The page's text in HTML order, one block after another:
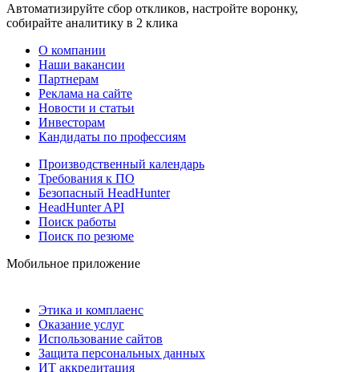
Автоматизируйте сбор откликов, настройте воронку,
собирайте аналитику в 2 клика
О компании
Наши вакансии
Партнерам
Реклама на сайте
Новости и статьи
Инвесторам
Кандидаты по профессиям
Производственный календарь
Требования к ПО
Безопасный HeadHunter
HeadHunter API
Поиск работы
Поиск по резюме
Мобильное приложение
Этика и комплаенс
Оказание услуг
Использование сайтов
Защита персональных данных
ИТ аккредитация